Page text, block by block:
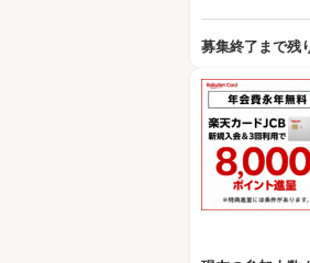
募集終了まで残